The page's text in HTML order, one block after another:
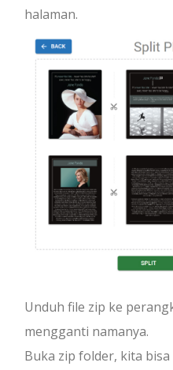
halaman.
Unduh file zip ke
mengganti namanya.
Buka zip folder, kita